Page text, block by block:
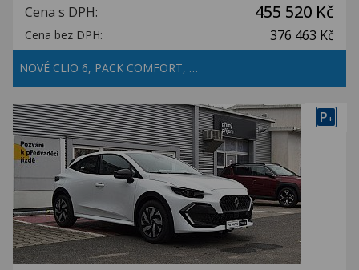
Cena s DPH: 455 520 Kč
Cena bez DPH: 376 463 Kč
NOVÉ CLIO 6, PACK COMFORT, …
P+